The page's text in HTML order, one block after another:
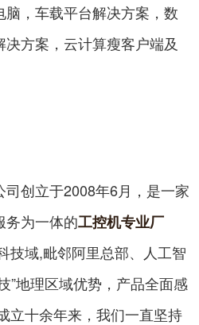
，车载平台解决方案，数
方案，云计算瘦客户端及
创立于2008年6月，是一家
务为一体的工控机专业厂
技域,毗邻阿里总部、人工智
”地理区域优势，产品全面感
立十余年来，我们一直坚持